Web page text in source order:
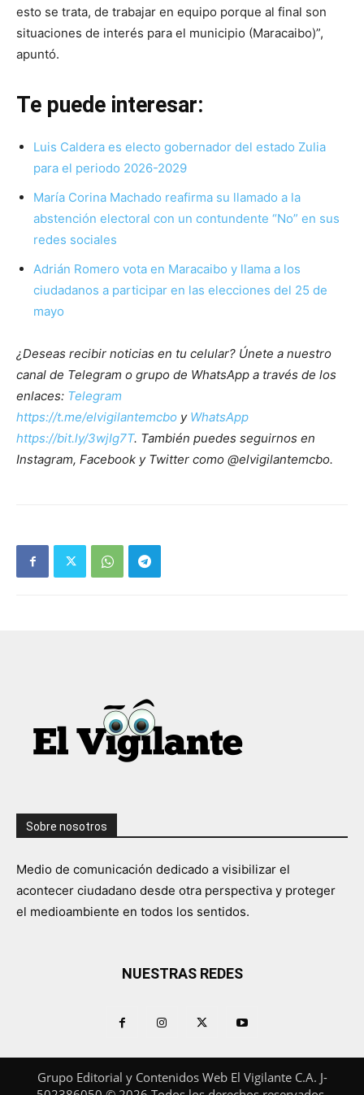
esto se trata, de trabajar en equipo porque al final son
situaciones de interés para el municipio (Maracaibo)”,
apuntó.
Te puede interesar:
Luis Caldera es electo gobernador del estado Zulia
para el periodo 2026-2029
María Corina Machado reafirma su llamado a la
abstención electoral con un contundente “No” en sus
redes sociales
Adrián Romero vota en Maracaibo y llama a los
ciudadanos a participar en las elecciones del 25 de
mayo
¿Deseas recibir noticias en tu celular? Únete a nuestro
canal de Telegram o grupo de WhatsApp a través de los
enlaces: Telegram
https://t.me/elvigilantemcbo y WhatsApp
https://bit.ly/3wjIg7T. También puedes seguirnos en
Instagram, Facebook y Twitter como @elvigilantemcbo.
Sobre nosotros
Medio de comunicación dedicado a visibilizar el
acontecer ciudadano desde otra perspectiva y proteger
el medioambiente en todos los sentidos.
NUESTRAS REDES
Grupo Editorial y Contenidos Web El Vigilante C.A. J-